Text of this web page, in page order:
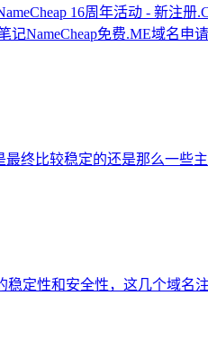
16周年活动 - 新注册
NameCheap免费.ME域名申
终比较稳定的还是那么一些
定性和安全性，这几个域名